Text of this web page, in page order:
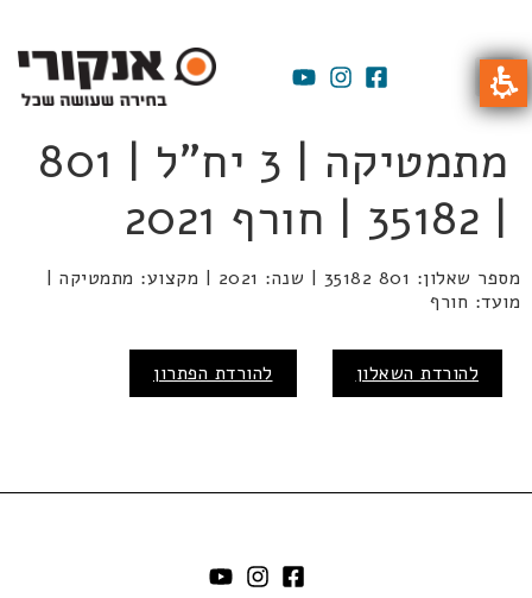
מתמטיקה | 3 יח"ל | 801
| 35182 | חורף 2021
מספר שאלון: 801 35182 | שנה: 2021 | מקצוע: מתמטיקה |
מועד: חורף
להורדת השאלון להורדת הפתרון